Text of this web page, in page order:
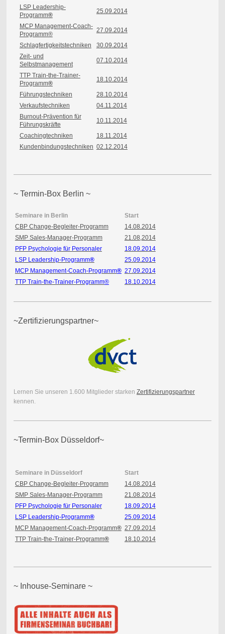
LSP Leadership-
Programm®
25.09.2014
MCP Management-Coach-
Programm®
27.09.2014
Schlagfertigkeitstechniken 30.09.2014
Zeit- und
Selbstmanagement
07.10.2014
TTP Train-the-Trainer-
Programm®
18.10.2014
Führungstechniken
28.10.2014
Verkaufstechniken
04.11.2014
Burnout-Prävention für
Führungskräfte
10.11.2014
Coachingtechniken
18.11.2014
Kundenbindungstechniken 02.12.2014
~ Termin-Box Berlin ~
Seminare in Berlin
Start
CBP Change-Begleiter-Programm
14.08.2014
SMP Sales-Manager-Programm
21.08,2014
PFP Psychologie für Personaler
18.09.2014
LSP Leadership-Programm®
25.09.2014
MCP Management-Coach-Programm® 27.09.2014
TTP Train-the-Trainer-Programm® 18.10.2014
~Zertifizierungspartner~
Lernen Sie unseren 1.600 Mitglieder starken Zertifizierungspartner
kennen.
~Termin-Box Düsseldorf~
Seminare in Düsseldorf
Start
CBP Change-Begleiter-Programm
14.08.2014
SMP Sales-Manager-Programm
21.08.2014
PFP Psychologie für Personaler
18.09.2014
LSP Leadership-Programm®
25.09.2014
MCP Management-Coach-Programm® 27.09.2014
TTP Train-the-Trainer-Programm® 18.10.2014
~ Inhouse-Seminare ~